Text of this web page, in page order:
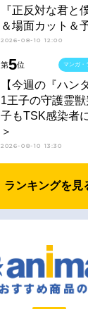
『正反対な君と
＆場面カット＆
2026-08-10 12:00
第5位
【今週の『ハン
1王子の守護霊
子もTSK感染者
＞
2026-08-10 13:30
マンガ・
ランキングを見